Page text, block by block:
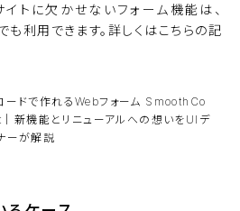
トに欠かせないフォーム機能は、
利用できます。詳しくはこちらの記
ードで作れるWebフォーム SmoothCo
新機能とリニューアルへの想いをUIデ
ーが解説